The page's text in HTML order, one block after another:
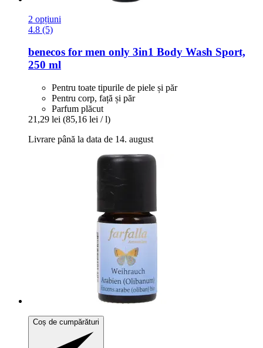
2 opțiuni
4.8 (5)
benecos for men only 3in1 Body Wash Sport,
250 ml
Pentru toate tipurile de piele și păr
Pentru corp, față și păr
Parfum plăcut
21,29 lei (85,16 lei / l)
Livrare până la data de 14. august
Coș de cumpărături